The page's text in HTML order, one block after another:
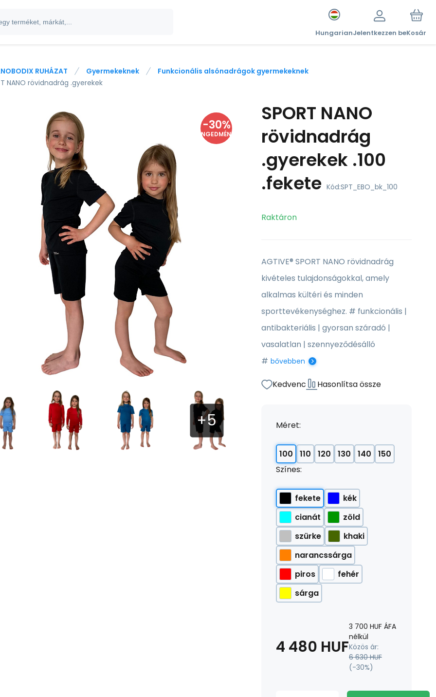
HungarianJelentkezzen beKosár
RUHÁZAT Gyermekeknek
Funkcionális alsónadrágok gyermekeknek
NANO rövidnadrág .gyerekek
-30%
ENGEDMÉNY
SPORT NANO
rövidnadrág
.gyerekek .100
.fekete Kód:SPT_EBO_bk_100
Raktáron
AGTIVE® SPORT NANO rövidnadrág
kivételes tulajdonságokkal, amely
alkalmas kültéri és minden
sporttevékenységhez. # funkcionális |
antibakteriális | gyorsan száradó |
vasalatlan | szennyeződésálló
# bővebben
Kedvenc Hasonlítsa össze
Méret:
100 110 120 130 140
150
Színes:
fekete
kék
cianát
zöld
szürke
khaki
narancssárga
piros
fehér
sárga
4 480 HUF
3 700 HUF ÁFA
nélkül
Közös ár:
6 630 HUF
(-30%)